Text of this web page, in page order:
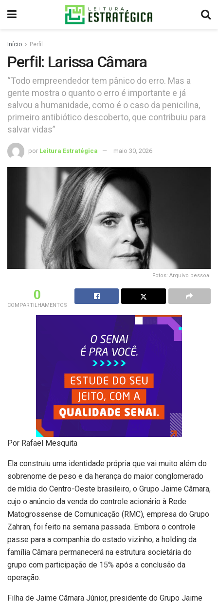
Início Perfil
Perfil: Larissa Câmara
“Todo empreendedor tem pânico do erro. Mas a
gente mostra o quanto o erro é importante e já
salvou a humanidade, como é o caso da penicilina,
primeiro antibiótico descoberto, que contribuiu para
salvar vidas”
por Leitura Estratégica maio 30, 2026
Fotos: Arquivo pessoal
0
COMPARTILHAMENTOS
Por Rafael Mesquita
Ela construiu uma identidade própria que vai muito além do
sobrenome de peso e da herança do maior conglomerado
de mídia do Centro-Oeste brasileiro, o Grupo Jaime Câmara,
cujo o anúncio da venda do controle acionário à Rede
Matogrossense de Comunicação (RMC), empresa do Grupo
Zahran, foi feito na semana passada. Embora o controle
passe para a companhia do estado vizinho, a holding da
família Câmara permanecerá na estrutura societária do
grupo com participação de 15% após a conclusão da
operação.
Filha de Jaime Câmara Júnior, presidente do Grupo Jaime